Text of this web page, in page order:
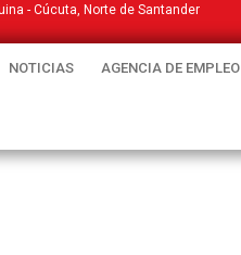
- Cúcuta, Norte de Santander
NOTICIAS AGENCIA DE EMPLEO